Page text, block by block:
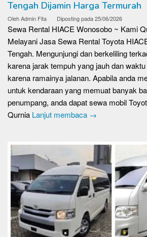
Tengah Dijamin Harga Termurah
OlehAdmin Fita Diposting pada25/06/2026
Sewa Rental HIACE Wonosobo ~ Kami
Melayani Jasa Sewa Rental Toyota
Tengah. Mengunjungi dan berkeliling
karena jarak tempuh yang jauh dan
karena ramainya jalanan. Apabila anda
untuk kendaraan yang memuat banyak
penumpang, anda dapat sewa mobil
Qurnia Lanjut membaca →